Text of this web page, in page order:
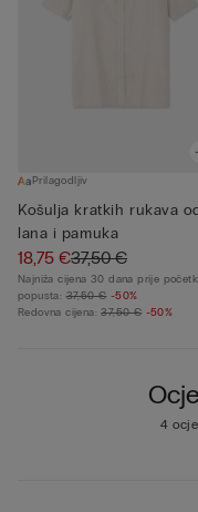
Prilagodljiv
Košulja kratkih rukava
lana i pamuka
18,75 €37,50 €
Najniža cijena 30 dana prije
popusta:37,50 € -50%
Redovna cijena:37,50 € -50%
4